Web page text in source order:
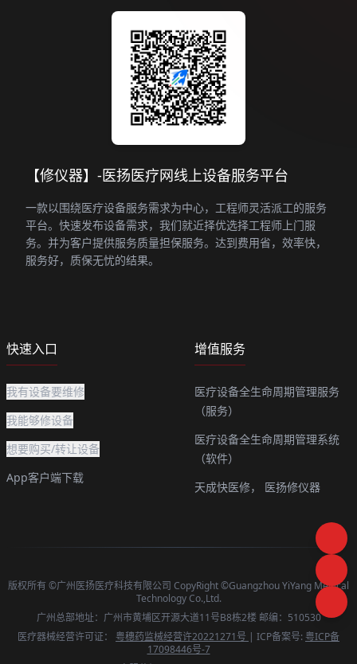
【修仪器】-医扬医疗网线上设备服务平台
一款以围绕医疗设备服务需求为中心，工程师灵活派工的服务
平台。快速发布设备需求，我们就近择优选择工程师上门服
务。并为客户提供服务质量担保服务。达到费用省，效率快，
服务好，质保无忧的结果。
快速入口
我有设备要维修
我能够修设备
想要购买/转让设备
App客户端下载
增值服务
医疗设备全生命周期管理服务
（服务）
医疗设备全生命周期管理系统
（软件）
天成快医修，
医扬修仪器
版权所有 ©广州医扬医疗科技有限公司 CopyRight ©Guangzhou YiYang Medical
Technology Co.,Ltd.
广州总部地址：广州市黄埔区开源大道11号B8栋2楼 邮编：510530
医疗器械经营许可证： 粤穗药监械经营许20221271号 | ICP备案号: 粤ICP备
17098446号-7